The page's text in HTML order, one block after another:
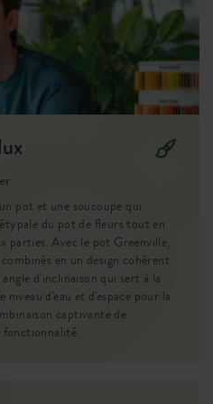
0462262415000
pot et une soucoupe qui
du pot de fleurs tout en
parties. Avec le pot Greenville,
en un design cohérent
d'inclinaison qui sert à la
d'eau et d'espace pour la
captivante de
fonctionnalité.